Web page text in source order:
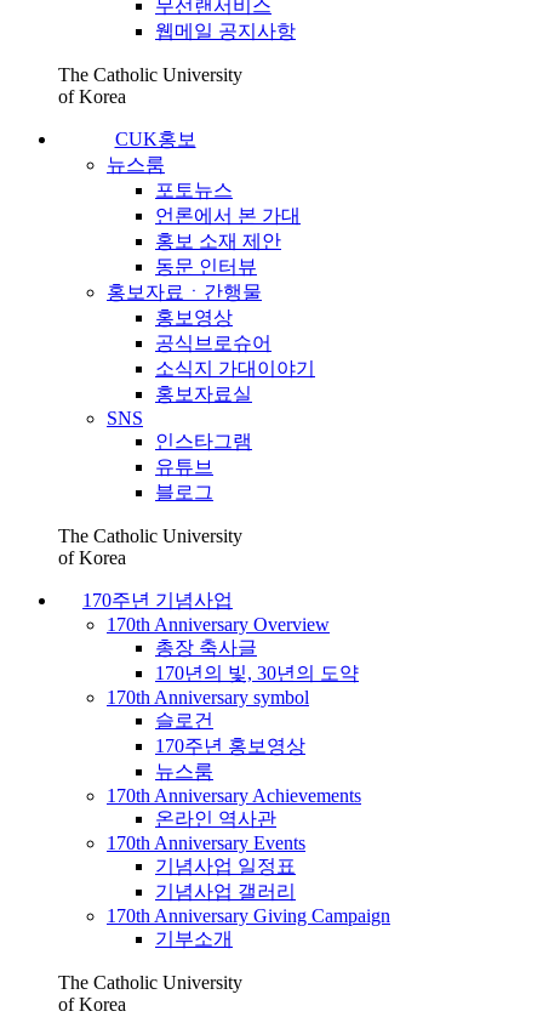
무선랜서비스
웹메일 공지사항
The Catholic University
of Korea
CUK홍보
뉴스룸
포토뉴스
언론에서 본 가대
홍보 소재 제안
동문 인터뷰
홍보자료ㆍ간행물
홍보영상
공식브로슈어
소식지 가대이야기
홍보자료실
SNS
인스타그램
유튜브
블로그
The Catholic University
of Korea
170주년 기념사업
170th Anniversary Overview
총장 축사글
170년의 빛, 30년의 도약
170th Anniversary symbol
슬로건
170주년 홍보영상
뉴스룸
170th Anniversary Achievements
온라인 역사관
170th Anniversary Events
기념사업 일정표
기념사업 갤러리
170th Anniversary Giving Campaign
기부소개
The Catholic University
of Korea